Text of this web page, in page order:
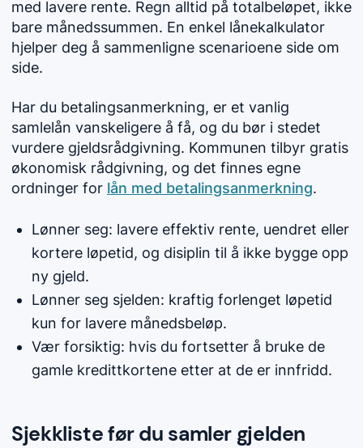
med lavere rente. Regn alltid på totalbeløpet, ikke
bare månedssummen. En enkel lånekalkulator
hjelper deg å sammenligne scenarioene side om
side.
Har du betalingsanmerkning, er et vanlig
samlelån vanskeligere å få, og du bør i stedet
vurdere gjeldsrådgivning. Kommunen tilbyr gratis
økonomisk rådgivning, og det finnes egne
ordninger for lån med betalingsanmerkning.
Lønner seg: lavere effektiv rente, uendret eller
kortere løpetid, og disiplin til å ikke bygge opp
ny gjeld.
Lønner seg sjelden: kraftig forlenget løpetid
kun for lavere månedsbeløp.
Vær forsiktig: hvis du fortsetter å bruke de
gamle kredittkortene etter at de er innfridd.
Sjekkliste før du samler gjelden